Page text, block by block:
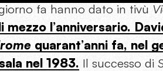
fa hanno dato in tivù
mezzo l’anniversario.
quarant’anni fa, nel
nel 1983. Il successo di